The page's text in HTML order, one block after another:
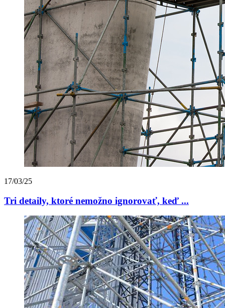
17/03/25
Tri detaily, ktoré nemožno ignorovať, keď ...